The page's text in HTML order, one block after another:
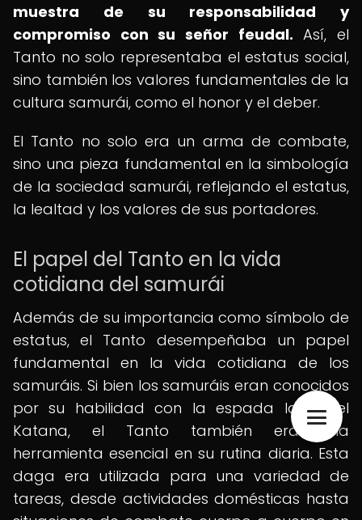
muestra de su responsabilidad y
compromiso con su señor feudal. Así, el
Tanto no solo representaba el estatus social,
sino también los valores fundamentales de la
cultura samurái, como el honor y el deber.
El Tanto no solo era un arma de combate,
sino una pieza fundamental en la simbología
de la sociedad samurái, reflejando el estatus,
la lealtad y los valores de sus portadores.
El papel del Tanto en la vida
cotidiana del samurái
Además de su importancia como símbolo de
estatus, el Tanto desempeñaba un papel
fundamental en la vida cotidiana de los
samuráis. Si bien los samuráis eran conocidos
por su habilidad con la espada larga, el
Katana, el Tanto también era una
herramienta esencial en su rutina diaria. Esta
daga era utilizada para una variedad de
tareas, desde actividades domésticas hasta